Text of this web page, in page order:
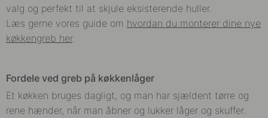
valg og perfekt til at skjule eksisterende huller.
Læs gerne vores guide om hvordan du monterer dine nye
køkkengreb her.
Fordele ved greb på køkkenlåger
Et køkken bruges dagligt, og man har sjældent tørre og
rene hænder, når man åbner og lukker låger og skuffer.